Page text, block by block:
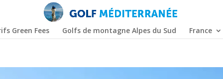
Green Fees Golfs de montagne Alpes du Sud France